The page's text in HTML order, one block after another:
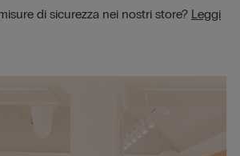
di sicurezza nei nostri store? Leggi